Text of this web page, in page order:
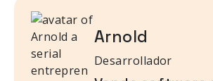
Arnold
Desarrollador